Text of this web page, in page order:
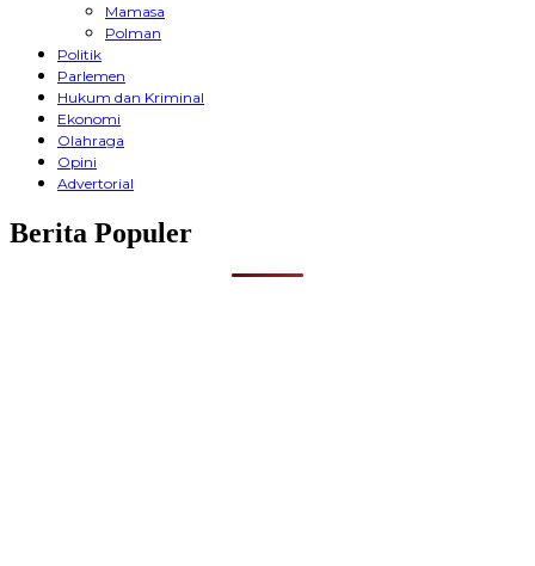
Mamasa
Polman
Politik
Parlemen
Hukum dan Kriminal
Ekonomi
Olahraga
Opini
Advertorial
Berita Populer